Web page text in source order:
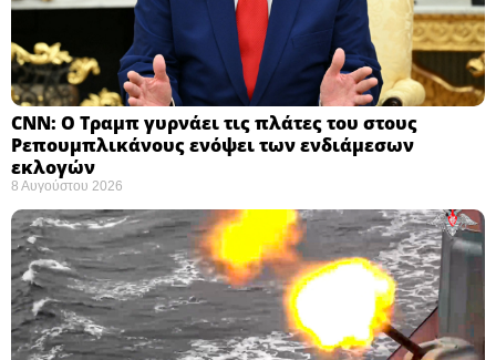
CNN: Ο Τραμπ γυρνάει τις πλάτες του στους
Ρεπουμπλικάνους ενόψει των ενδιάμεσων
εκλογών ​
8 Αυγούστου 2026